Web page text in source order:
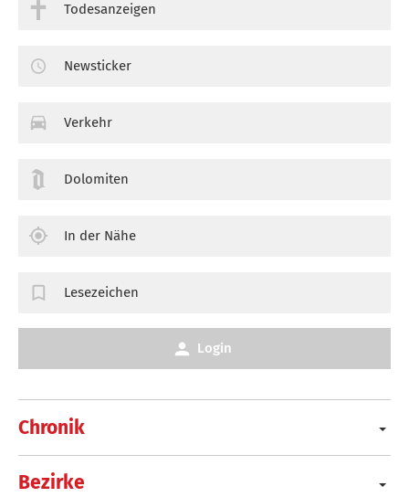
Chronik
Bezirke
Todesanzeigen
Newsticker
Verkehr
Dolomiten
In der Nähe
Lesezeichen
Login